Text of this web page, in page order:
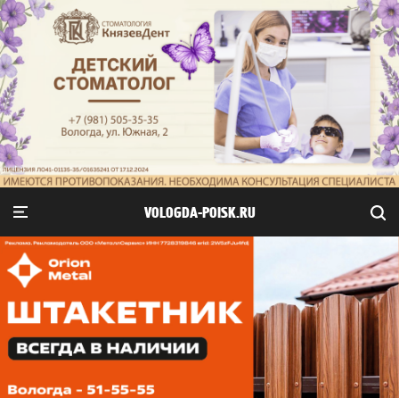
VOLOGDA-POISK.RU